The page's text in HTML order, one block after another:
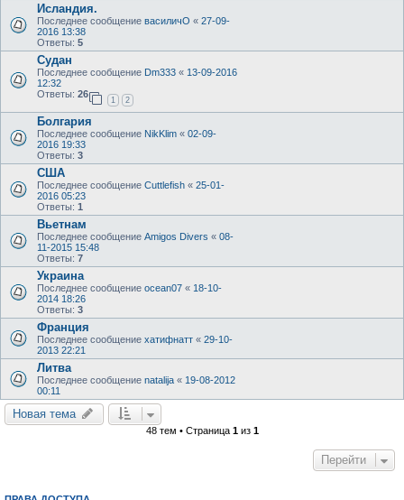
Исландия.
Последнее сообщение василичО « 27-09-
2016 13:38
Ответы: 5
Судан
Последнее сообщение Dm333 « 13-09-2016
12:32
Ответы: 26
1 2
Болгария
Последнее сообщение NikKlim « 02-09-
2016 19:33
Ответы: 3
США
Последнее сообщение Cuttlefish « 25-01-
2016 05:23
Ответы: 1
Вьетнам
Последнее сообщение Amigos Divers « 08-
11-2015 15:48
Ответы: 7
Украина
Последнее сообщение ocean07 « 18-10-
2014 18:26
Ответы: 3
Франция
Последнее сообщение хатифнатт « 29-10-
2013 22:21
Литва
Последнее сообщение natalija « 19-08-2012
00:11
Новая тема
48 тем • Страница 1из 1
Перейти